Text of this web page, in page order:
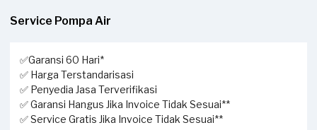
Service Pompa Air
✅Garansi 60 Hari*
✅ Harga Terstandarisasi
✅ Penyedia Jasa Terverifikasi
✅ Garansi Hangus Jika Invoice Tidak Sesuai**
✅ Service Gratis Jika Invoice Tidak Sesuai**